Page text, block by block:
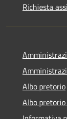
Richiesta
Albo pretorio
Albo